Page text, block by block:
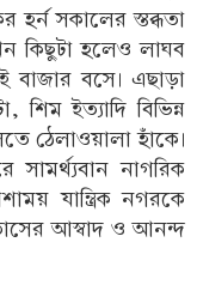
হর্ন সকালের স্তব্ধতা
কিছুটা হলেও লাঘব
বাজার বসে। এছাড়া
ইত্যাদি বিভিন্ন
ঠেলাওয়ালা হাঁকে।
নাগরিক
যান্ত্রিক নগরকে
আস্বাদ ও আনন্দ